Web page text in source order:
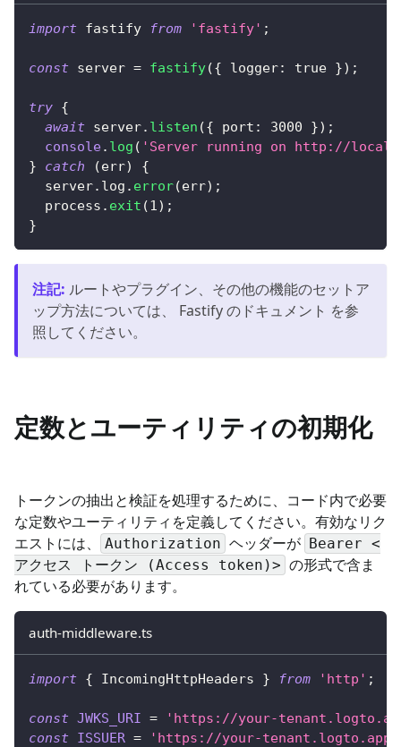
import fastify from 'fastify' ;
const server = fastify({ logger: true }) ;
try {
await server. listen ({ port : 3000 }) ;
console. log ( 'Server running on http://
}
catch (err)
{
  server
. log . error(err) ;
  process
. exit (1 ) ;
}
注記: ルートやプラグイン、その他の機能のセットア
ップ方法については、 Fastify のドキュメント を参
照してください。
定数とユーティリティの初期化
トークンの抽出と検証を処理するために、コード内で必要
な定数やユーティリティを定義してください。有効なリク
エストには、
Authorization ヘッダーが
Bearer <
アクセス トークン (Access token)> の形式で含ま
れている必要があります。
auth-middleware.ts
import { IncomingHttpHeaders } from 'http' ;
const JWKS_URI =
'https://your-
const ISSUER = 'https://your-